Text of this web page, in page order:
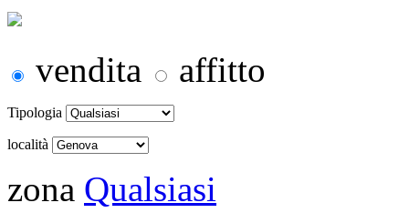
vendita affitto
Tipologia
località
zona Qualsiasi